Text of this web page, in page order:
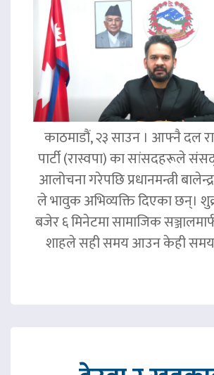
काठमाडौं, २३ साउन । आफ्नै दल
पार्टी (रास्वपा) का सांसदहरूले
आलोचना गरेपछि प्रधानमन्त्री
ले भावुक अभिव्यक्ति दिएका छन्।
बजेर ६ मिनेटमा सामाजिक
शाहले सही समय आउन केही समय